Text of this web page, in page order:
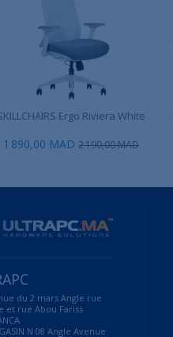
Ergo Riviera White
1 890,00 MAD 2 190,00 MAD
du 2 mars Angle rue
et rue Abou Fariss
N 08 Angle Avenue